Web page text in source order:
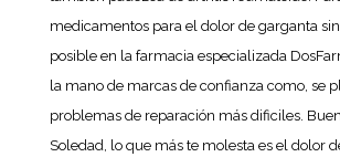
medicamentos para el dolor de garganta
posible en la farmacia especializada
la mano de marcas de confianza como, se
problemas de reparación más dificiles.
Soledad, lo que más te molesta es el dolor